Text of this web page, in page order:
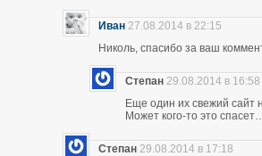
Иван 27.08.2014 в 22:15
Николь, спасибо за ваш
Степан 29.08.2014 в 16:58
Еще один их свежий сайт
Может кого-то это спасет…
Степан 29.08.2014 в 17:18